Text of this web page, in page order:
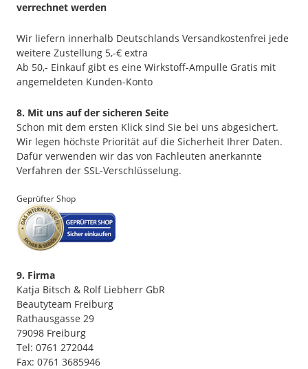
verrechnet werden
Wir liefern innerhalb Deutschlands Versandkostenfrei jede
weitere Zustellung 5,-€ extra
Ab 50,- Einkauf gibt es eine Wirkstoff-Ampulle Gratis mit
angemeldeten Kunden-Konto
8. Mit uns auf der sicheren Seite
Schon mit dem ersten Klick sind Sie bei uns abgesichert.
Wir legen höchste Priorität auf die Sicherheit Ihrer Daten.
Dafür verwenden wir das von Fachleuten anerkannte
Verfahren der SSL-Verschlüsselung.
Geprüfter Shop
9. Firma
Katja Bitsch & Rolf Liebherr GbR
Beautyteam Freiburg
Rathausgasse 29
79098 Freiburg
Tel: 0761 272044
Fax: 0761 3685946